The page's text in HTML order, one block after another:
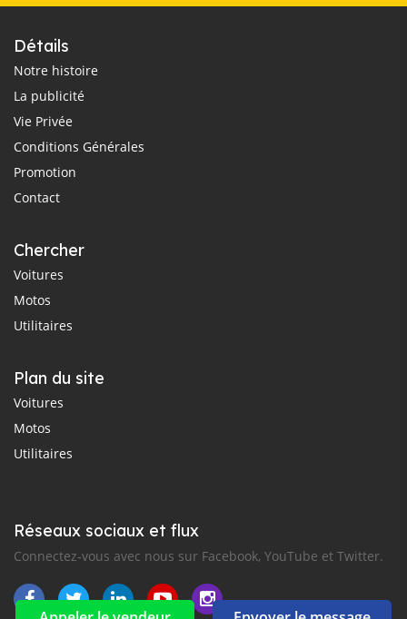
Détails
Notre histoire
La publicité
Vie Privée
Conditions Générales
Promotion
Contact
Chercher
Voitures
Motos
Utilitaires
Plan du site
Voitures
Motos
Utilitaires
Réseaux sociaux et flux
Connectez-vous avec nous sur Facebook, YouTube et Twitter.